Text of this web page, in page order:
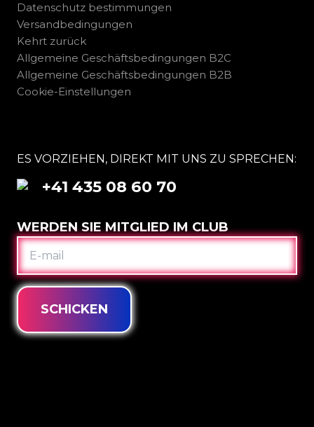
Datenschutz bestimmungen
Versandbedingungen
Kehrt zurück
Allgemeine Geschäftsbedingungen B2C
Allgemeine Geschäftsbedingungen B2B
Cookie-Einstellungen
ES VORZIEHEN, DIREKT MIT UNS ZU SPRECHEN:
+41 435 08 60 70
WERDEN SIE MITGLIED IM CLUB
E-
MAIL
SCHICKEN